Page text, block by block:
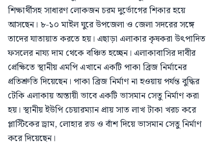
শিক্ষার্থীসহ সাধারণ লোকজন চরম দুর্ভোগের শিকার হয়ে
আসছেন। ৮-১০ মাইল ঘুরে উপজেলা ও জেলা সদরের সঙ্গে
তাদের যাতায়াত করতে হয়। এছাড়া এলাকার কৃষকরা উৎপাদিত
ফসলের নায্য দাম থেকে বঞ্চিত হচ্ছেন। এলাকাবাসির দাবীর
প্রেক্ষিতে স্থানীয় এমপি এখানে একটি পাকা ব্রিজ নির্মানের
প্রতিশ্রুতি দিয়েছেন। পাকা ব্রিজ নির্মাণ না হওয়ায় পর্যন্ত বুদ্ধির
টেকি এলাকায় অস্তায়ী ভাবে একটি ভাসমান সেতু নির্মাণ করা
হয়। স্থানীয় ইউপি চেয়ারম্যান প্রায় সাত লাখ টাকা খরচ করে
প্লাস্টিকের ড্রাম, লোহার রড ও বাঁশ দিয়ে ভাসমান সেতু নির্মাণ
করে দিয়েছেন।